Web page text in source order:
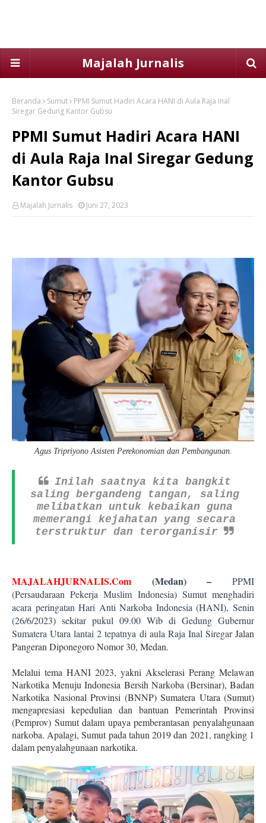
Majalah Jurnalis
Beranda Sumut
PPMI Sumut Hadiri Acara HANI di Aula Raja Inal
Siregar Gedung Kantor Gubsu
PPMI Sumut Hadiri Acara HANI
di Aula Raja Inal Siregar Gedung
Kantor Gubsu
Majalah Jurnalis Juni 27, 2023
Agus Tripriyono Asisten Perekonomian dan Pembangunan.
Inilah saatnya kita bangkit
saling bergandeng tangan, saling
melibatkan untuk kebaikan guna
memerangi kejahatan yang secara
terstruktur dan terorganisir
MAJALAHJURNALIS.Com (Medan) –
PPMI
(Persaudaraan Pekerja Muslim Indonesia) Sumut menghadiri
acara peringatan Hari Anti Narkoba Indonesia (HANI), Senin
(26/6/2023) sekitar pukul 09.00 Wib di Gedung Gubernur
Sumatera Utara lantai 2 tepatnya di aula Raja Inal SiregarJalan
Pangeran Diponegoro Nomor 30, Medan.
Melalui tema HANI 2023, yakni Akselerasi Perang Melawan
Narkotika Menuju Indonesia Bersih Narkoba (Bersinar), Badan
Narkotika Nasional Provinsi (BNNP) Sumatera Utara (Sumut)
mengapresiasi kepedulian dan bantuan Pemerintah Provinsi
(Pemprov) Sumut dalam upaya pemberantasan penyalahgunaan
narkoba. Apalagi, Sumut pada tahun 2019 dan 2021, rangking 1
dalam penyalahgunaan narkotika.